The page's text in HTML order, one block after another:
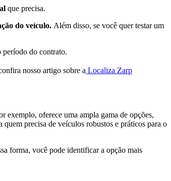
que precisa.
do veículo. Além disso, se você quer testar um
período do contrato.
nosso artigo sobre a Localiza Zarp
exemplo, oferece uma ampla gama de opções,
precisa de veículos robustos e práticos para o
forma, você pode identificar a opção mais